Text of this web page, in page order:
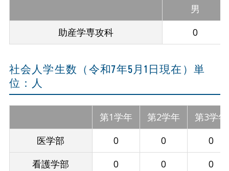
男
助産学専攻科
0
社会人学生数（令和7年5月1日現在）単
位：人
第1学年 第2学年
第3学年
医学部
0 0
0
看護学部
0 0
0